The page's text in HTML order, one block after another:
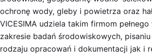
ochronę wody, gleby i powietrza oraz
VICESIMA udziela takim firmom
zakresie badań środowiskowych,
rodzaju opracowań i dokumentacji jak i